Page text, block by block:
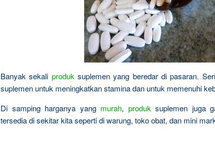
Banyak sekali produk suplemen yang beredar di pasaran.
suplemen untuk meningkatkan stamina dan untuk memenuhi
Di samping harganya yang murah, produk suplemen juga
tersedia di sekitar kita seperti di warung, toko obat, dan mini